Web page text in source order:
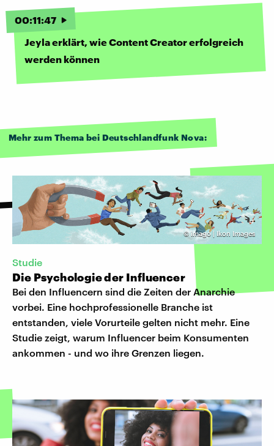
00:11:47
Jeyla erklärt, wie Content Creator erfolgreich
werden können
Mehr zum Thema bei Deutschlandfunk Nova:
©imago | Ikon Images
Studie
Die Psychologie der Influencer
Bei den Influencern sind die Zeiten der Anarchie
vorbei. Eine hochprofessionelle Branche ist
entstanden, viele Vorurteile gelten nicht mehr. Eine
Studie zeigt, warum Influencer beim Konsumenten
ankommen - und wo ihre Grenzen liegen.